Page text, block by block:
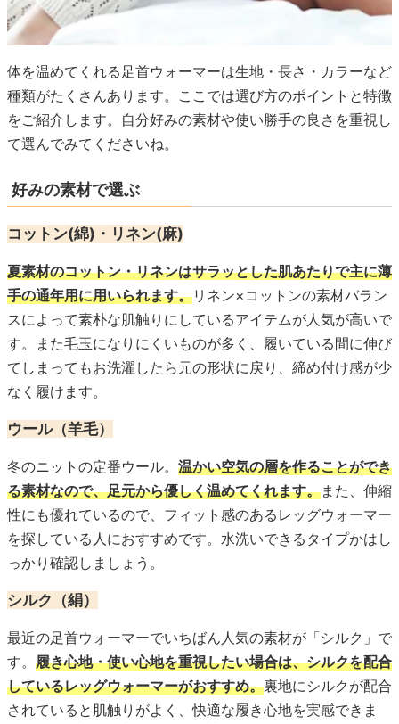
体を温めてくれる足首ウォーマーは生地・長さ・カラーなど
種類がたくさんあります。ここでは選び方のポイントと特徴
をご紹介します。自分好みの素材や使い勝手の良さを重視し
て選んでみてくださいね。
好みの素材で選ぶ
コットン(綿)・リネン(麻)
夏素材のコットン・リネンはサラッとした肌あたりで主に薄
手の通年用に用いられます。リネン×コットンの素材バラン
スによって素朴な肌触りにしているアイテムが人気が高いで
す。また毛玉になりにくいものが多く、履いている間に伸び
てしまってもお洗濯したら元の形状に戻り、締め付け感が少
なく履けます。
ウール（羊毛）
冬のニットの定番ウール。 温かい空気の層を作ることができ
る素材なので、足元から優しく温めてくれます。また、伸縮
性にも優れているので、フィット感のあるレッグウォーマー
を探している人におすすめです。水洗いできるタイプかはし
っかり確認しましょう。
シルク（絹）
最近の足首ウォーマーでいちばん人気の素材が「シルク」で
す。 履き心地・使い心地を重視したい場合は、シルクを配合
しているレッグウォーマーがおすすめ。裏地にシルクが配合
されていると肌触りがよく、快適な履き心地を実感できま